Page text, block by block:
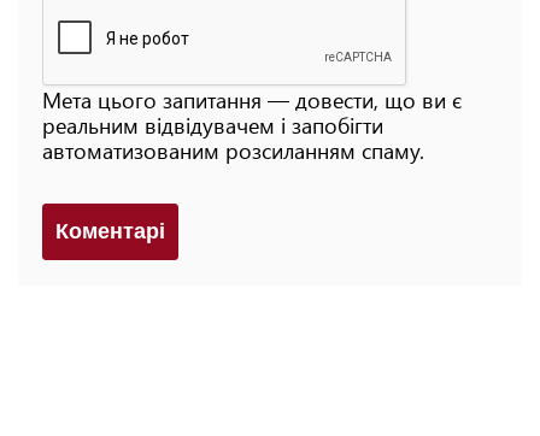
Мета цього запитання — довести, що ви є
реальним відвідувачем і запобігти
автоматизованим розсиланням спаму.
Коментарi